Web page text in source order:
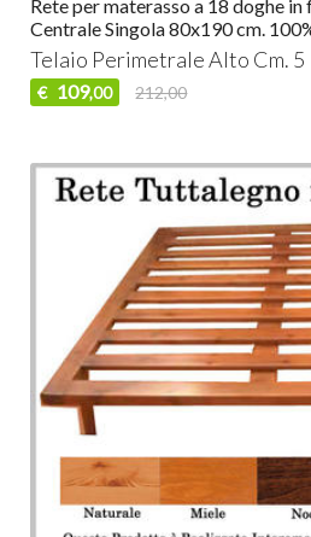
Rete per materasso a 18 doghe
Centrale Singola 80x190 cm.
Telaio Perimetrale Alto Cm. 5
€ 109,00 212,00